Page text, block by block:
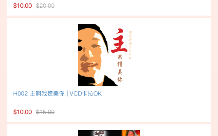
$10.00 $20.00
H002 主啊我赞美你 | VCD卡拉OK
$10.00 $15.00